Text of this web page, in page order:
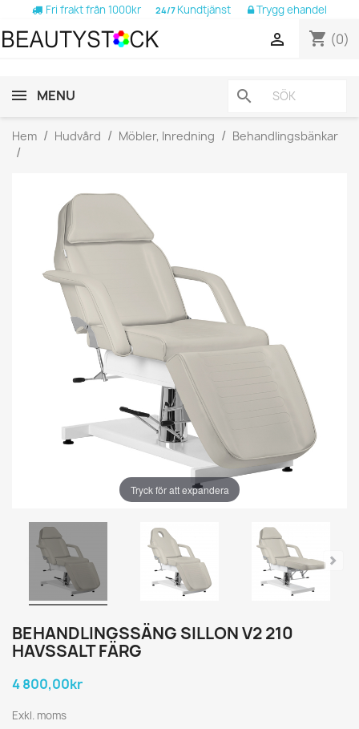
Fri frakt från 1000kr 24/7 Kundtjänst Trygg ehandel
shopping_cart (0)

MENU search
Hem Hudvård Möbler, Inredning Behandlingsbänkar
Tryck för att expandera
BEHANDLINGSSÄNG SILLON V2 210
HAVSSALT FÄRG
4 800,00kr
Exkl. moms